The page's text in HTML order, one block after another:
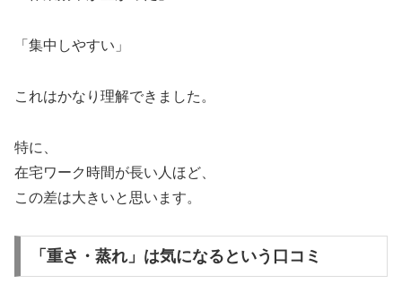
「集中しやすい」
これはかなり理解できました。
特に、
在宅ワーク時間が長い人ほど、
この差は大きいと思います。
「重さ・蒸れ」は気になるという口コミ